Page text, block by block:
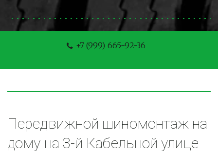
+7 (999) 665-92-36
Передвижной шиномонтаж на
дому на 3-й Кабельной улице